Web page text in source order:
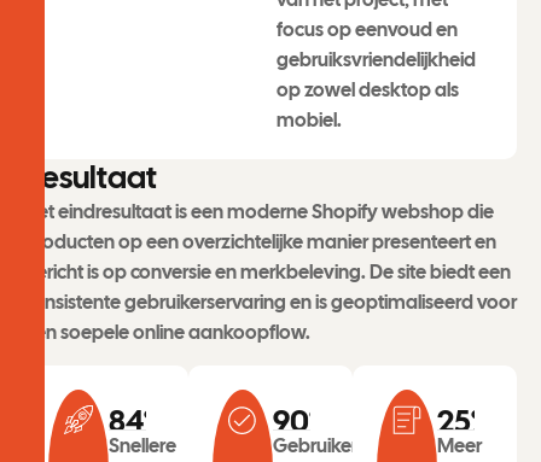
focus op eenvoud en
gebruiksvriendelijkheid
op zowel desktop als
mobiel.
esultaat
Het eindresultaat is een moderne Shopify webshop die
producten op een overzichtelijke manier presenteert en
gericht is op conversie en merkbeleving. De site biedt een
consistente gebruikerservaring en is geoptimaliseerd voor
een soepele online aankoopflow.
84%
Snellere
90%
Gebruikersbetrokkenheid
25%
Meer